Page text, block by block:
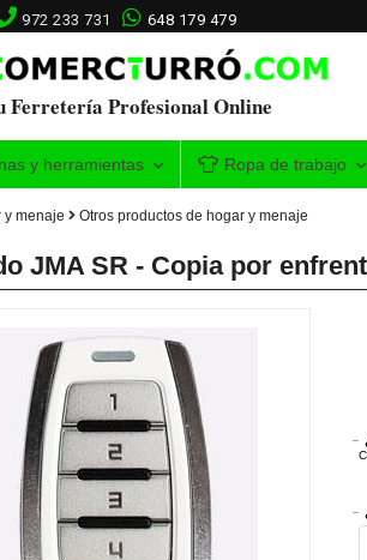
972 233 731 648 179 479
Ferretería Profesional Online
y herramientas Ropa de trabajo
y menaje Otros productos de hogar y menaje
JMA SR - Copia por